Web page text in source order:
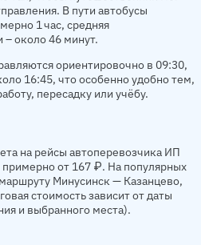
В пути автобусы
1 час, средняя
– около 46 минут.
ориентировочно в 09:30,
16:45, что особенно удобно тем,
пересадку или учёбу.
на рейсы автоперевозчика ИП
от 167 ₽. На популярных
Минусинск — Казанцево,
стоимость зависит от даты
и выбранного места).